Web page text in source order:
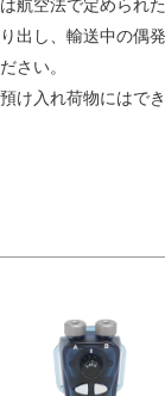
出し、輸送中の偶
さい。
け入れ荷物にはでき